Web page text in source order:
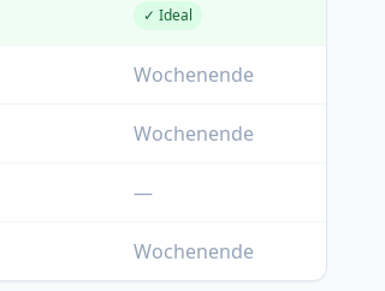
✓ Ideal
Wochenende
Wochenende
—
Wochenende